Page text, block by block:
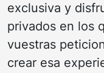
exclusiva y
privados en los
vuestras
crear esa